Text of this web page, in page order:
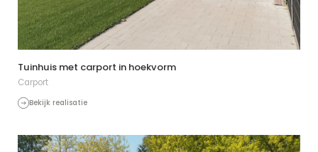
Tuinhuis met carport in hoekvorm
Carport
Bekijk realisatie